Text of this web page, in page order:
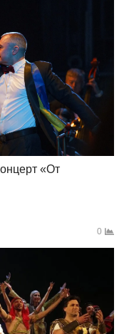
«От
0